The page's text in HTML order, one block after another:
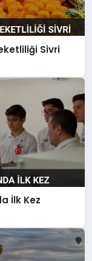
Sivri
İlk Kez